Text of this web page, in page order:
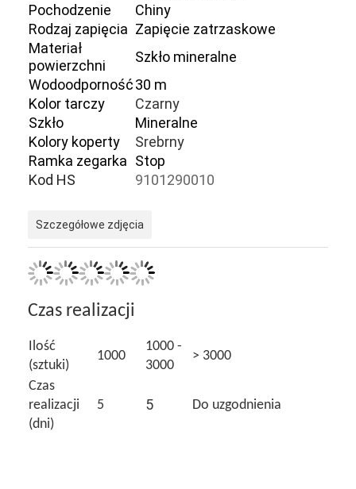
Produkty
Wycieczka po fabryce
Kontrola jakości
Skontaktuj się z nami
Pochodzenie
Chiny
Rodzaj zapięcia Zapięcie zatrzaskowe
Materiał
powierzchni
Szkło mineralne
Wodoodporność30 m
Kolor tarczy
Czarny
Szkło
Mineralne
Kolory koperty
Srebrny
Ramka zegarka Stop
Kod HS
9101290010
Szczegółowe zdjęcia
Czas realizacji
Ilość
(sztuki)
1000
1000 -
3000
> 3000
Czas
realizacji
(dni)
5 5 Do uzgodnienia